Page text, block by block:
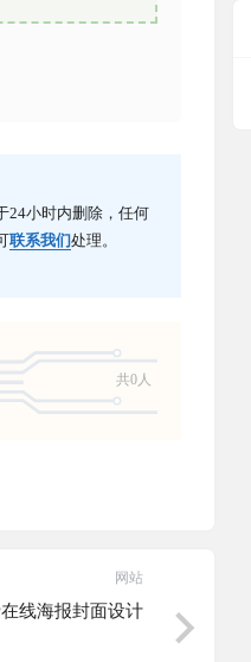
24小时内删除，任何
联系我们处理。
共0人
网站
线海报封面设计